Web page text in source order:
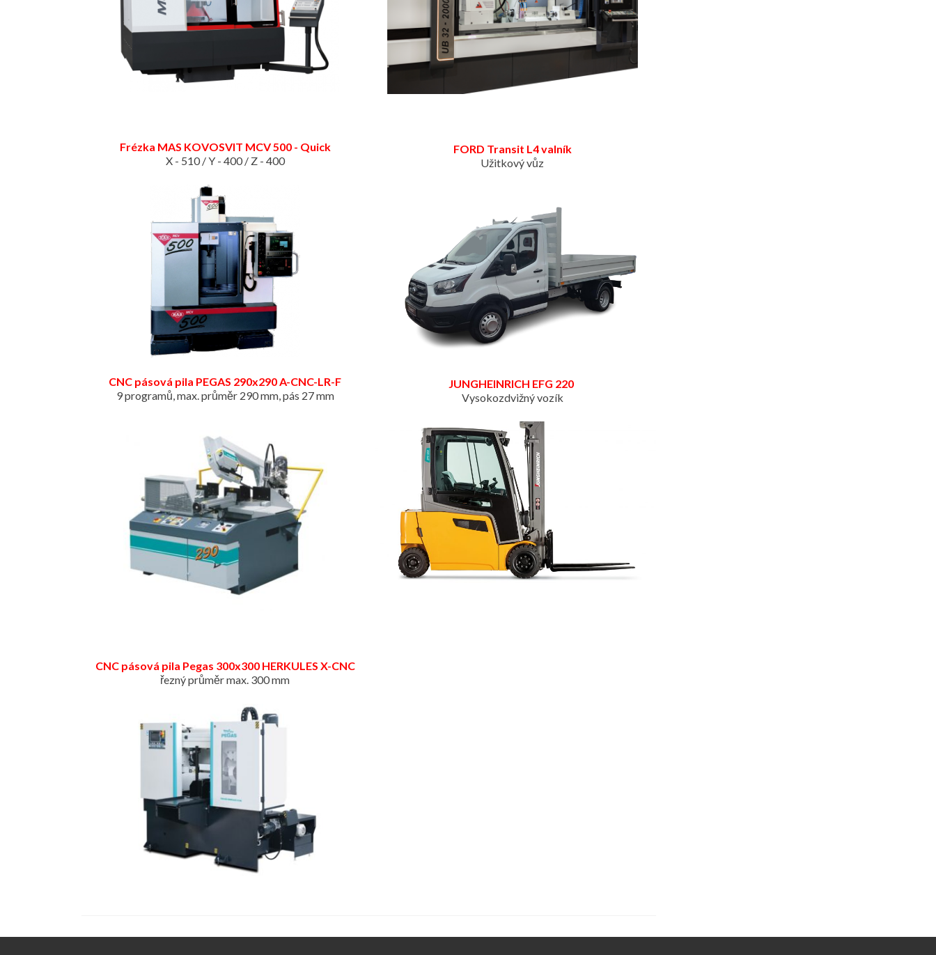
Frézka MAS KOVOSVIT MCV 500 - Quick
X - 510 / Y - 400 / Z - 400
CNC pásová pila PEGAS 290x290 A-CNC-LR-F
9 programů, max. průměr 290 mm, pás 27 mm
CNC pásová pila Pegas 300x300 HERKULES X-CNC
řezný průměr max. 300 mm
FORD Transit L4 valník
Užitkový vůz
JUNGHEINRICH EFG 220
Vysokozdvižný vozík